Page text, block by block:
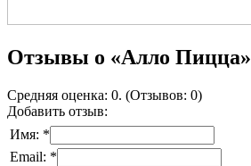
Отзывы о «Алло Пицца»
Средняя оценка: 0. (Отзывов: 0)
Добавить отзыв:
Имя: *
Email: *